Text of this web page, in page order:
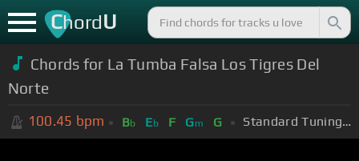
ChordU
Chords for La Tumba Falsa Los Tigres Del
Norte
100.45 bpm Bb Eb F Gm G Standard Tuning (EADGBE)